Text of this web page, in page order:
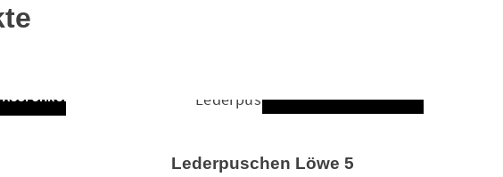
AUSFÜHRUNG WÄHLEN Dieses Produkt weist mehrere Varianten auf. Die Optionen können auf der Produktseite gewählt werden
Lederpuschen Löwe 5